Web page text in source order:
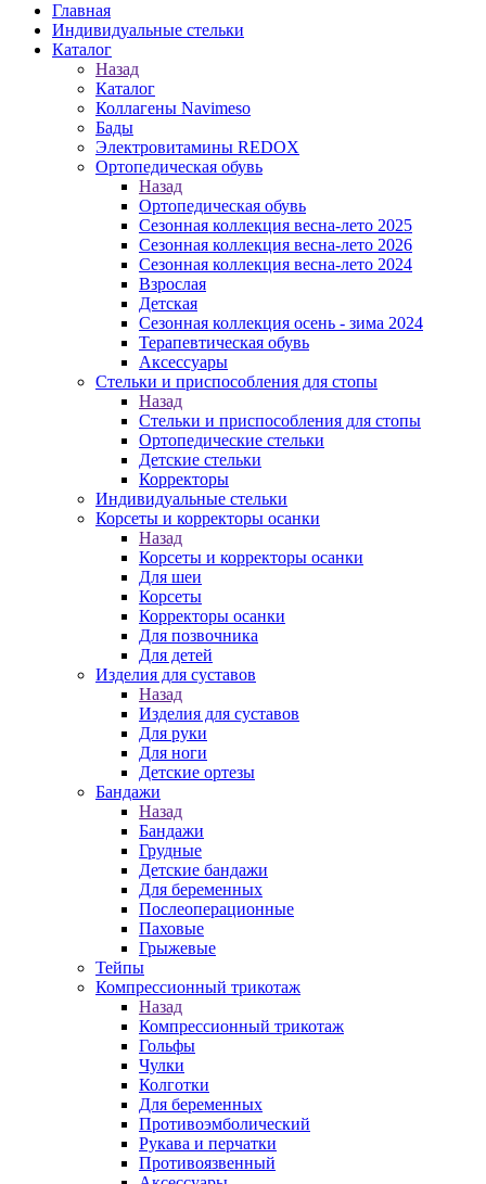
Главная
Индивидуальные стельки
Каталог
Назад
Каталог
Коллагены Navimeso
Бады
Электровитамины REDOX
Ортопедическая обувь
Назад
Ортопедическая обувь
Сезонная коллекция весна-лето 2025
Сезонная коллекция весна-лето 2026
Сезонная коллекция весна-лето 2024
Взрослая
Детская
Сезонная коллекция осень - зима 2024
Терапевтическая обувь
Аксессуары
Стельки и приспособления для стопы
Назад
Стельки и приспособления для стопы
Ортопедические стельки
Детские стельки
Корректоры
Индивидуальные стельки
Корсеты и корректоры осанки
Назад
Корсеты и корректоры осанки
Для шеи
Корсеты
Корректоры осанки
Для позвочника
Для детей
Изделия для суставов
Назад
Изделия для суставов
Для руки
Для ноги
Детские ортезы
Бандажи
Назад
Бандажи
Грудные
Детские бандажи
Для беременных
Послеоперационные
Паховые
Грыжевые
Тейпы
Компрессионный трикотаж
Назад
Компрессионный трикотаж
Гольфы
Чулки
Колготки
Для беременных
Противоэмболический
Рукава и перчатки
Противоязвенный